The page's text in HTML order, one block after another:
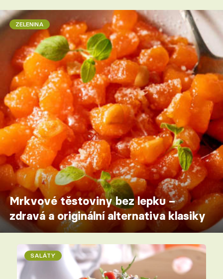
ZELENINA
Mrkvové těstoviny bez lepku –
zdravá a originální alternativa klasiky
SALÁTY